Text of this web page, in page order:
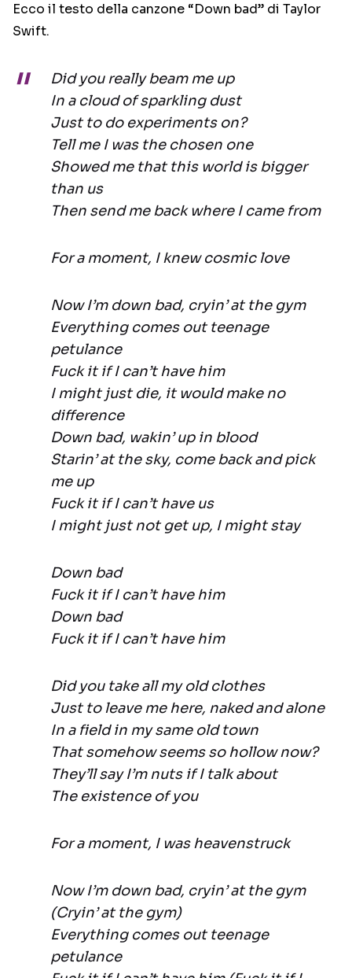
Ecco il testo della canzone “Down bad” di Taylor
Swift.
Did you really beam me up
In a cloud of sparkling dust
Just to do experiments on?
Tell me I was the chosen one
Showed me that this world is bigger
than us
Then send me back where I came from
For a moment, I knew cosmic love
Now I’m down bad, cryin’ at the gym
Everything comes out teenage
petulance
Fuck it if I can’t have him
I might just die, it would make no
difference
Down bad, wakin’ up in blood
Starin’ at the sky, come back and pick
me up
Fuck it if I can’t have us
I might just not get up, I might stay
Down bad
Fuck it if I can’t have him
Down bad
Fuck it if I can’t have him
Did you take all my old clothes
Just to leave me here, naked and alone
In a field in my same old town
That somehow seems so hollow now?
They’ll say I’m nuts if I talk about
The existence of you
For a moment, I was heavenstruck
Now I’m down bad, cryin’ at the gym
(Cryin’ at the gym)
Everything comes out teenage
petulance